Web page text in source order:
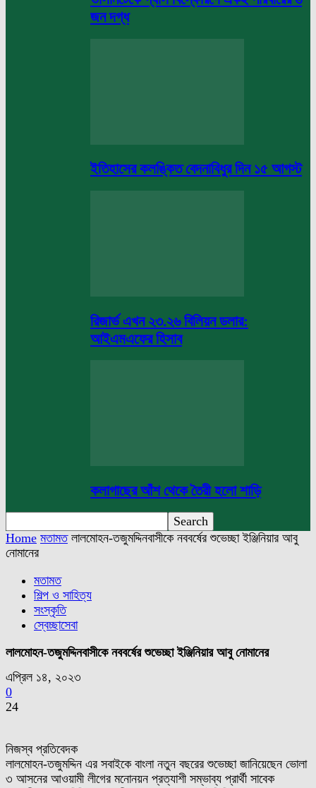
জন দগ্ধ
ইতিহাসের কলঙ্কিত বেদনাবিধুর দিন ১৫ আগস্ট
রিজার্ভ এখন ২৩.২৬ বিলিয়ন ডলার:
আইএমএফের হিসাব
কলাগাছের আঁশ থেকে তৈরী হলো শাড়ি
Home মতামত লালমোহন-তজুমদ্দিনবাসীকে নববর্ষের শুভেচ্ছা ইঞ্জিনিয়ার আবু
নোমানের
মতামত
শিল্প ও সাহিত্য
সংস্কৃতি
স্বেচ্ছাসেবা
লালমোহন-তজুমদ্দিনবাসীকে নববর্ষের শুভেচ্ছা ইঞ্জিনিয়ার আবু নোমানের
এপ্রিল ১৪, ২০২৩
0
24
নিজস্ব প্রতিবেদক
লালমোহন-তজুমদ্দিন এর সবাইকে বাংলা নতুন বছরের শুভেচ্ছা জানিয়েছেন ভোলা
৩ আসনের আওয়ামী লীগের মনোনয়ন প্রত্যাশী সম্ভাব্য প্রার্থী সাবেক